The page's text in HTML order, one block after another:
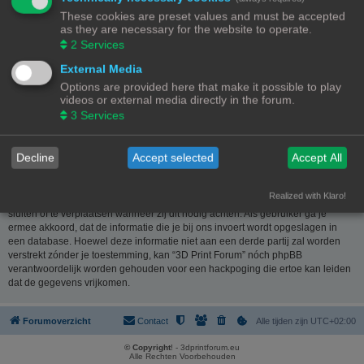
website www.phpbb.nl
. De phpBB-software maakt internetgebaseerde
discussies mogelijk. phpBB Limited is niet verantwoordelijk voor wat wordt
toegestaan of juist geweigerd als toelaatbare inhoud en/of gedrag. Meer
informatie over phpBB kun je vinden op
Nederlandstalige website
Je verklaart geen berichten te plaatsen die kwetsend, obsceen, vulgair,
lasterlijk, haatdragend, dreigend, seksueel georiënteerd of enig ander
materiaal bevat die de wetten van je eigen land, het land waar “3D Print
van dergelijke berichten kan ertoe leiden dat je met onmiddellijke ingang en
permanent wordt verbannen van dit forum. Tevens kan je provider worden
ingelicht. De IP-adressen van alle berichten worden opgeslagen om deze
Forum” het recht heeft om ieder onderwerp te verwijderen, te wijzigen, te
sluiten of te verplaatsen wanneer zij dit nodig achten. Als gebruiker ga je
ermee akkoord, dat de informatie die je bij ons invoert wordt opgeslagen in
een database. Hoewel deze informatie niet aan een derde partij zal worden
verstrekt zónder je toestemming, kan “3D Print Forum” nóch phpBB
verantwoordelijk worden gehouden voor een hackpoging die ertoe kan leiden
dat de gegevens vrijkomen.
Forumoverzicht Alle tijden zijn UTC+02:00
Contact
© Copyright! - 3dprintforum.eu
Alle Rechten Voorbehouden
These cookies are preset values and must be accepted
as they are necessary for the website to operate.
2 Services
External Media
Options are provided here that make it possible to play
videos or external media directly in the forum.
3 Services
Decline Accept selected Accept All
Realized with Klaro!